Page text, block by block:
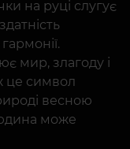
на руці слугує
мир, злагоду і
це символ
весною
може